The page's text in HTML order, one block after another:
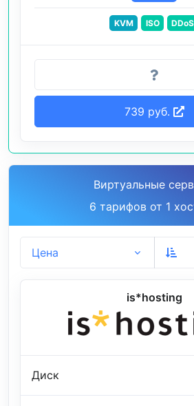
KVM ISO DDoS
739 руб.
Виртуальные
6 тарифов от 1
Цена
is*hosting
Диск